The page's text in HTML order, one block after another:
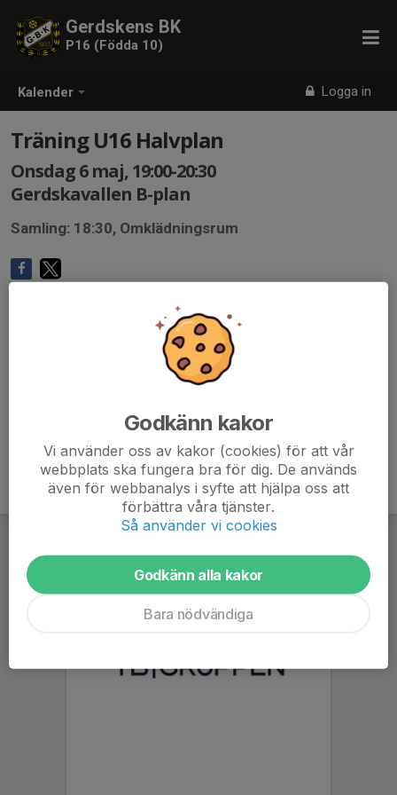
Kalender Logga in
Gerdskens BK
P16 (Födda 10)
Träning U16 Halvplan
Onsdag 6 maj, 19:00-20:30
Gerdskavallen B-plan
Samling: 18:30, Omklädningsrum
Godkänn kakor
Vi använder oss av kakor (cookies) för att vår
webbplats ska fungera bra för dig. De används
även för webbanalys i syfte att hjälpa oss att
förbättra våra tjänster.
Så använder vi cookies
Godkänn alla kakor
Bara nödvändiga